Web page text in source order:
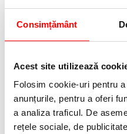
Consimțământ
Acest site utilizează
Folosim cookie-uri pentru
anunțurile, pentru a oferi
a analiza traficul. De
rețele sociale, de
Specificații tehnice
Vârstă recomandată:11-14
Dimensiuni: 43×29×22 cm
Material:Poliester
Stil de bandă desenată,
Specificatii
Gen